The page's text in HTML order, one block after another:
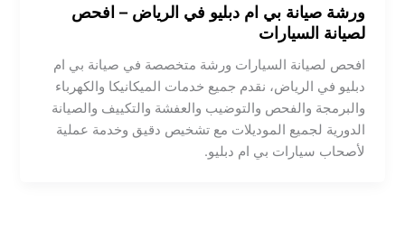
ورشة صيانة بي ام دبليو في الرياض – افحص
لصيانة السيارات
افحص لصيانة السيارات ورشة متخصصة في صيانة بي ام
دبليو في الرياض، نقدم جميع خدمات الميكانيكا والكهرباء
والبرمجة والفحص والتوضيب والعفشة والتكييف والصيانة
الدورية لجميع الموديلات مع تشخيص دقيق وخدمة عملية
لأصحاب سيارات بي ام دبليو.